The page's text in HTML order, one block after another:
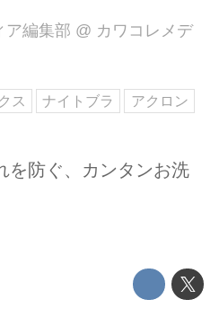
ア編集部 @ カワコレメデ
ス ナイトブラ アクロン
を防ぐ、カンタンお洗